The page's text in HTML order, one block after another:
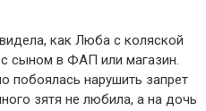
как Люба с коляской
сыном в ФАП или магазин.
побоялась нарушить запрет
зятя не любила, а на дочь